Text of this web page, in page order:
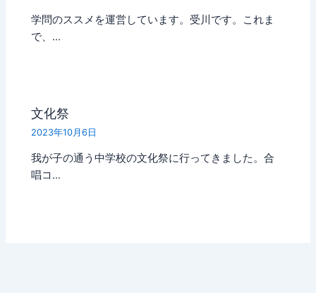
学問のススメを運営しています。受川です。これま
で、…
文化祭
2023年10月6日
我が子の通う中学校の文化祭に行ってきました。合
唱コ…